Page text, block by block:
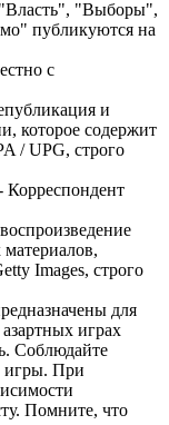
"Выборы",
публикуются на
с
и
которое содержит
/ UPG, строго
Корреспондент
Images, строго
для
играх
Соблюдайте
игры. При
Помните, что